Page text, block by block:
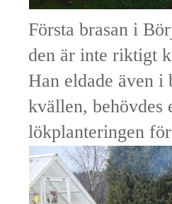
Första brasan i
den är inte riktigt
Han eldade även i
kvällen, behövdes
lökplanteringen